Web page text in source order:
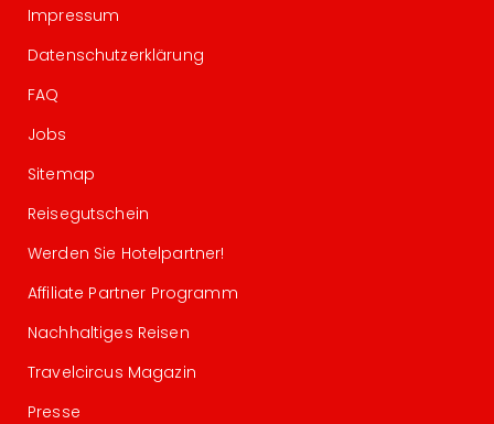
Impressum
Datenschutzerklärung
FAQ
Jobs
Sitemap
Reisegutschein
Werden Sie Hotelpartner!
Affiliate Partner Programm
Nachhaltiges Reisen
Travelcircus Magazin
Presse